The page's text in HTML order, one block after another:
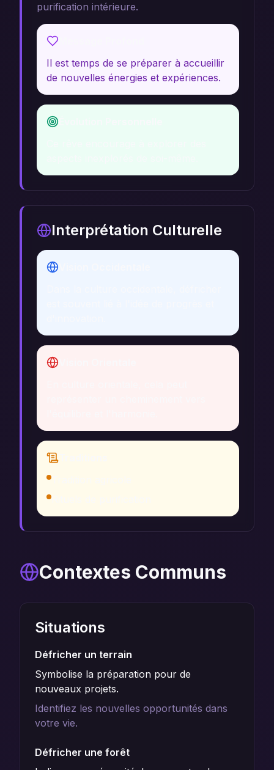
purification intérieure.
Il est temps de se préparer à accueillir
de nouvelles énergies et expériences.
Interprétation Culturelle
Contextes Communs
Situations
Défricher un terrain
Symbolise la préparation pour de
nouveaux projets.
Identifiez les nouvelles opportunités dans
votre vie.
Défricher une forêt